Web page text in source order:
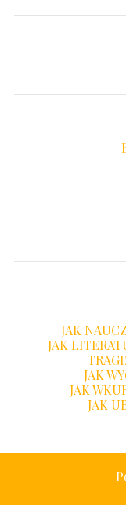
JAK
JAK
JAK
JAK
JAK